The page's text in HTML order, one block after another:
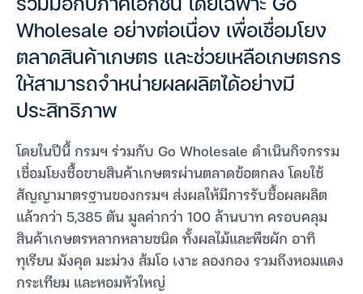
ร่วมมือกับภาคเอกชน โดยเฉพาะ Go
Wholesale อย่างต่อเนื่อง เพื่อเชื่อมโยง
ตลาดสินค้าเกษตร และช่วยเหลือเกษตรกร
ให้สามารถจำหน่ายผลผลิตได้อย่างมี
ประสิทธิภาพ
โดยในปีนี้ กรมฯ ร่วมกับ Go Wholesale ดำเนินกิจกรรม
เชื่อมโยงซื้อขายสินค้าเกษตรผ่านตลาดข้อตกลง โดยใช้
สัญญามาตรฐานของกรมฯ ส่งผลให้มีการรับซื้อผลผลิต
แล้วกว่า 5,385 ตัน มูลค่ากว่า 100 ล้านบาท ครอบคลุม
สินค้าเกษตรหลากหลายชนิด ทั้งผลไม้และพืชผัก อาทิ
ทุเรียน มังคุด มะม่วง ส้มโอ เงาะ ลองกอง รวมถึงหอมแดง
กระเทียม และหอมหัวใหญ่